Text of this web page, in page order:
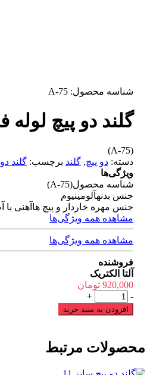
شناسه محصول: A-75
گلند دو پیچ لوله
(A-75)
دسته: دو پیچ, گلند برچسب: گلند
ویژگی‌ها
شناسه محصول(A-75)
جنس بدنهآلومینیوم
جنس مهره خاردار و پیچ ها آهنی با
مشاهده همه ویژگی‌ها
مشاهده همه ویژگی‌ها
فروشنده
آلتا الکتریک
920,000 تومان
گلند
دو
پیچ
فلکسی
سایز
-
+
افزودن به سبد خرید
محصولات مرتبط